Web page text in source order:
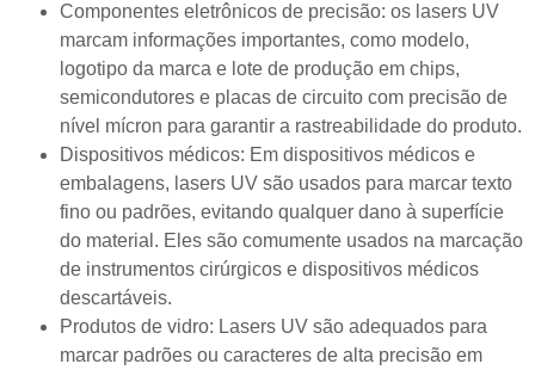
Componentes eletrônicos de precisão: os lasers UV
marcam informações importantes, como modelo,
logotipo da marca e lote de produção em chips,
semicondutores e placas de circuito com precisão de
nível mícron para garantir a rastreabilidade do produto.
Dispositivos médicos: Em dispositivos médicos e
embalagens, lasers UV são usados para marcar texto
fino ou padrões, evitando qualquer dano à superfície
do material. Eles são comumente usados na marcação
de instrumentos cirúrgicos e dispositivos médicos
descartáveis.
Produtos de vidro: Lasers UV são adequados para
marcar padrões ou caracteres de alta precisão em